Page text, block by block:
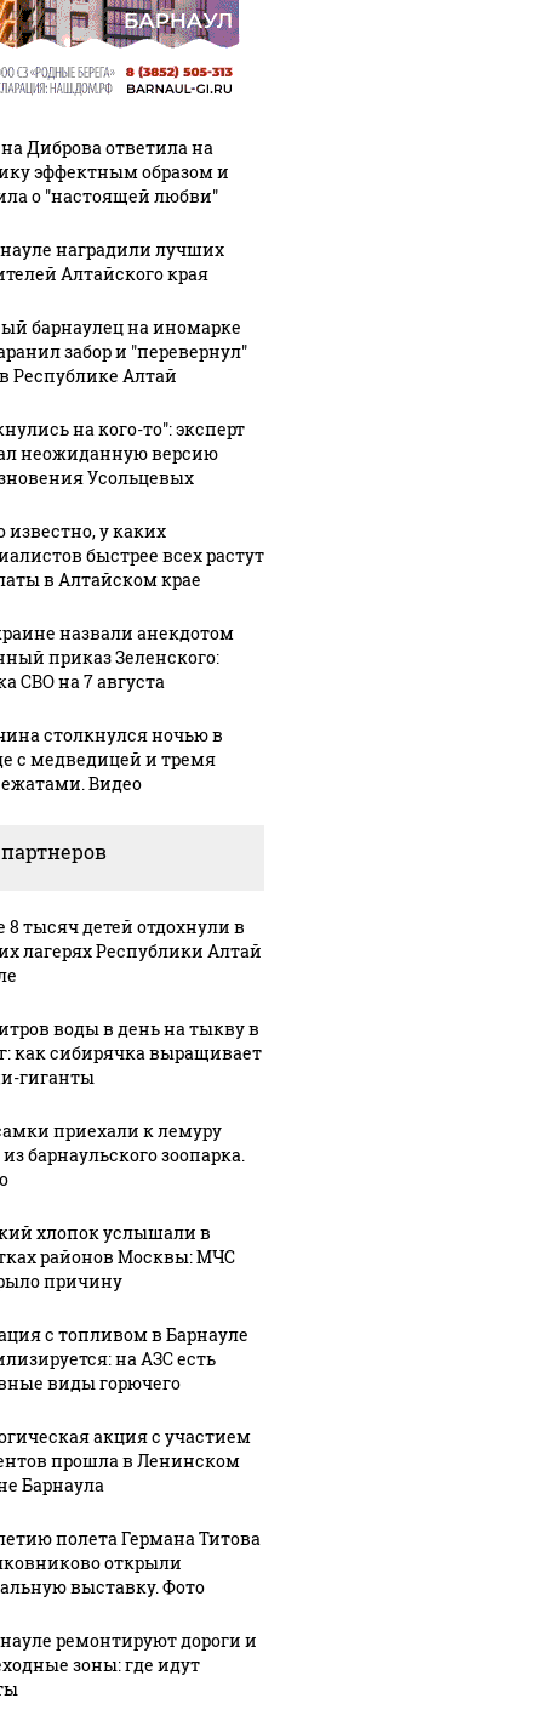
событий не
с 1945: чего
В магазинах России
Диброва ответила на
эффектным образом и
о "настоящей любви"
наградили лучших
Алтайского края
барнаулец на иномарке
забор и "перевернул"
Республике Алтай
на кого-то": эксперт
неожиданную версию
Усольцевых
известно, у каких
быстрее всех растут
в Алтайском крае
назвали анекдотом
приказ Зеленского:
СВО на 7 августа
столкнулся ночью в
с медведицей и тремя
Видео
8 тысяч детей отдохнули в
лагерях Республики Алтай
воды в день на тыкву в
как сибирячка выращивает
гиганты
приехали к лемуру
барнаульского зоопарка.
хлопок услышали в
районов Москвы: МЧС
причину
с топливом в Барнауле
на АЗС есть
виды горючего
акция с участием
прошла в Ленинском
Барнаула
полета Германа Титова
открыли
выставку. Фото
ремонтируют дороги и
зоны: где идут